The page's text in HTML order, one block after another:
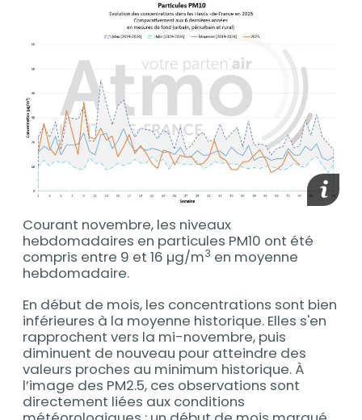
Courant novembre, les niveaux
hebdomadaires en particules PM10 ont été
compris entre 9 et 16 µg/m3 en moyenne
hebdomadaire.
En début de mois, les concentrations sont bien
inférieures à la moyenne historique. Elles s'en
rapprochent vers la mi-novembre, puis
diminuent de nouveau pour atteindre des
valeurs proches au minimum historique. À
l’image des PM2.5, ces observations sont
directement liées aux conditions